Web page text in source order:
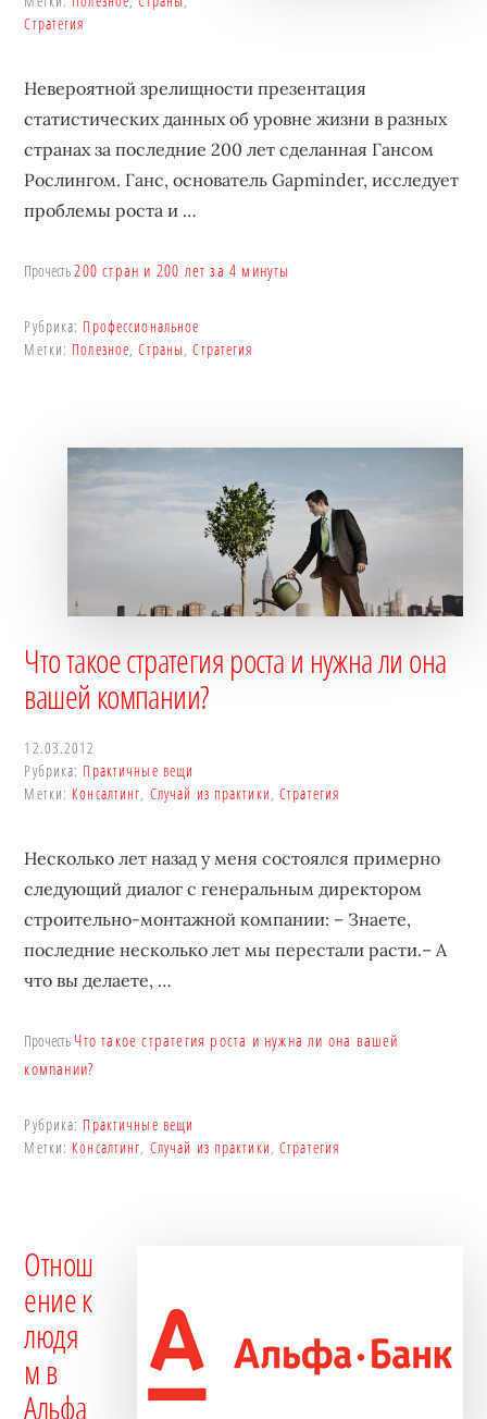
Стратегия
Невероятной зрелищности презентация
статистических данных об уровне жизни в разных
странах за последние 200 лет сделанная Гансом
Рослингом. Ганс, основатель Gapminder, исследует
проблемы роста и …
Прочесть200 стран и 200 лет за 4 минуты
Рубрика: Профессиональное
Метки: Полезное,Страны,Стратегия
Что такое стратегия роста и нужна ли она
вашей компании?
12.03.2012
Рубрика: Практичные вещи
Метки: Консалтинг, Случай из практики,Стратегия
Несколько лет назад у меня состоялся примерно
следующий диалог с генеральным директором
строительно-монтажной компании: – Знаете,
последние несколько лет мы перестали расти.– А
что вы делаете, …
Прочесть Что такое стратегия роста и нужна ли она вашей
компании?
Рубрика: Практичные вещи
Метки: Консалтинг, Случай из практики,Стратегия
Отнош
ение к
людя
м в
Альфа